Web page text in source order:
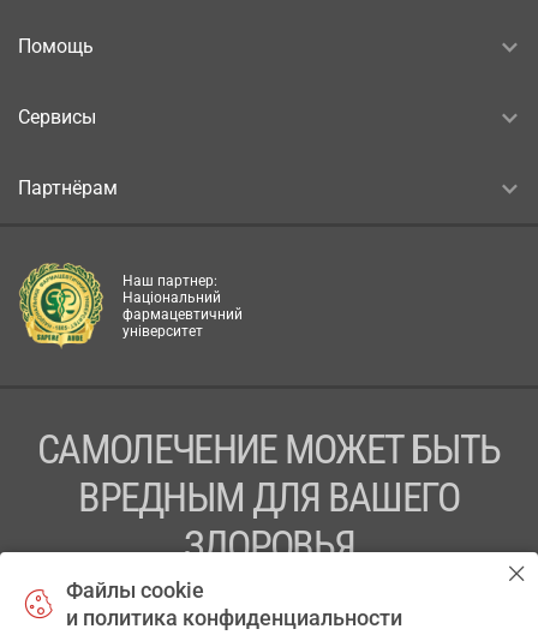
Помощь
Сервисы
Партнёрам
Наш партнер:
Національний
фармацевтичний
університет
САМОЛЕЧЕНИЕ МОЖЕТ БЫТЬ
ВРЕДНЫМ ДЛЯ ВАШЕГО
ЗДОРОВЬЯ
ПЕРЕД ПРИМЕНЕНИЕМ ПРЕПАРАТА
ПРОКОНСУЛЬТИРУЙТЕСЬ С ВРАЧОМ
Файлы cookie
и политика конфиденциальности